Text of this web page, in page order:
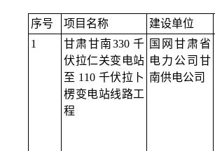
序号 项目名称 建设单位
1
甘肃甘南330 千
伏拉仁关变电站
至 110 千伏拉卜
楞变电站线路工
程
国网甘肃省
电力公司甘
南供电公司